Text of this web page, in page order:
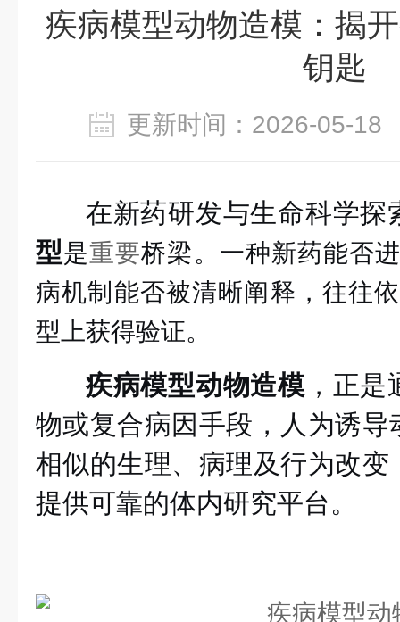
疾病模型动物造模：揭
钥匙
更新时间：2026-05-
在新药研发与生命科学探
型是重要桥梁。一种新药能否
病机制能否被清晰阐释，往往
型上获得验证。
疾病模型动物造模 ，正
物或复合病因手段，人为诱
相似的生理、病理及行为改
提供可靠的体内研究平台。